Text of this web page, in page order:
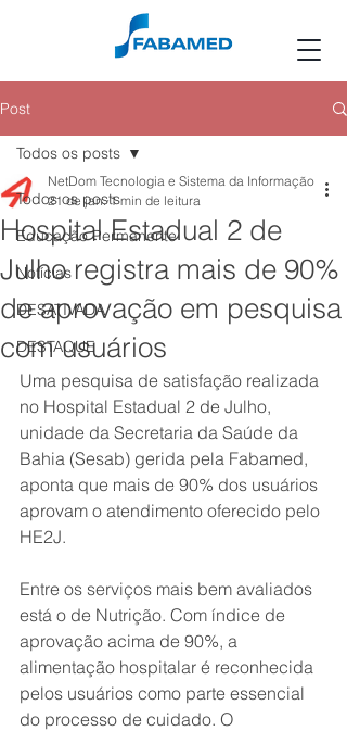
Post
Todos os posts
Educação Permanente
Notícias
DESATIVADA
DESTAQUE
Todos os posts
Hospital Estadual 2 de
Julho registra mais de 90%
de aprovação em pesquisa
com usuários
NetDom Tecnologia e Sistema da Informação
21 de jan. 1 min de leitura
Uma pesquisa de satisfação realizada
no Hospital Estadual 2 de Julho,
unidade da Secretaria da Saúde da
Bahia (Sesab) gerida pela Fabamed,
aponta que mais de 90% dos usuários
aprovam o atendimento oferecido pelo
HE2J.
Entre os serviços mais bem avaliados
está o de Nutrição. Com índice de
aprovação acima de 90%, a
alimentação hospitalar é reconhecida
pelos usuários como parte essencial
do processo de cuidado. O